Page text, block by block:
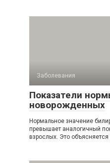
Заболевания
Показатели
новорожденных
Нормальное значение
превышает аналогичный
взрослых. Это